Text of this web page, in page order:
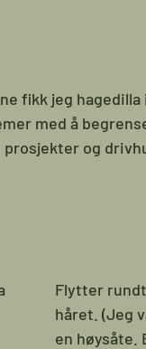
fikk jeg hagedilla
med å
og
Flytter
håret. (Jeg
en høysåte.